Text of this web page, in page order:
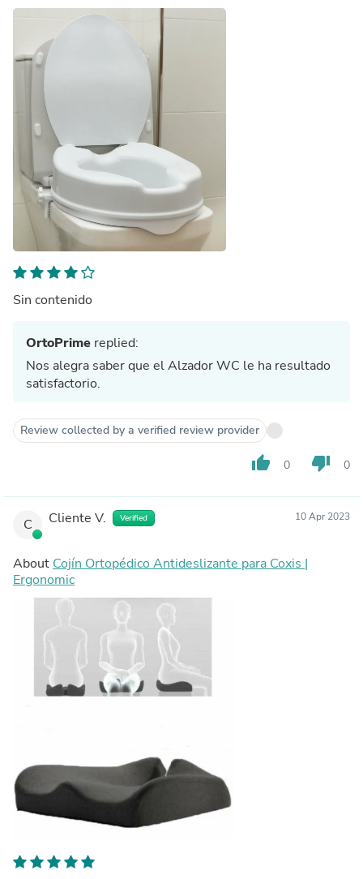
Sin contenido
OrtoPrime replied:
Nos alegra saber que el Alzador WC le ha resultado
satisfactorio.
Review collected by a verified review provider
thumb_up 0 thumb_down 0
C Cliente V. Verified 10 Apr 2023
About Cojín Ortopédico Antideslizante para Coxis |
Ergonomic